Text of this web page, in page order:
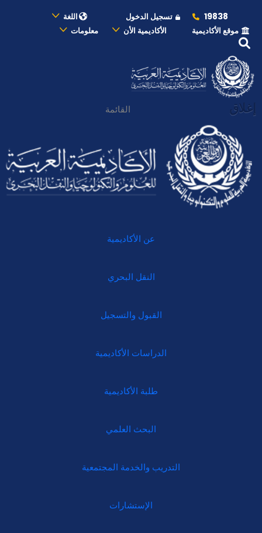
19838 تسجيل الدخول
اللغة
موقع الأكاديمية
الأكاديمية الأن معلومات
إغلاق القائمة
عن الأكاديمية
النقل البحري
القبول والتسجيل
الدراسات الأكاديمية
طلبة الأكاديمية
البحث العلمي
التدريب والخدمة المجتمعية
الإستشارات